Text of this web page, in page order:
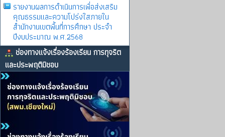
รายงานผลการดําเนินการเพื่อส่งเสริม
คุณธรรมและความโปร่งใสภายใน
สำนักงานเขตพื้นที่การศึกษา ประจำ
ปีงบประมาณ พ.ศ.2568
ช่องทางแจ้งเรื่องร้องเรียน การทุจริต
และประพฤติมิชอบ